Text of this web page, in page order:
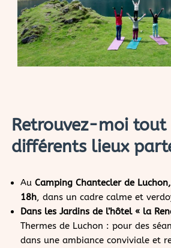
Retrouvez-moi tout
différents lieux
AuCamping Chantecler de
18h, dans un cadre calme et
Dans les Jardins de l’hôtel « la
Thermes de Luchon : pour des
dans une ambiance conviviale et